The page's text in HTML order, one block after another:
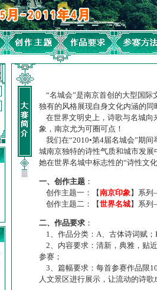
“名城会”是南京首创的大型国际
独有的风格展现自身文化内涵的
在世界文明史上，诗歌与名城向
象，南京尤为可圈可点！
我们在“2010•第4届名城会”期
城南京独特的诗性气质和城市发
她在世界名城中标志性的“诗性文
一、创作主题 ：
创作主题一：【南京印象】系
创作主题二：【世界名城】系
二、作品要求 ：
1、作品分类：A、古体诗词赋；
2、内容要求：清新，典雅，贴
参赛；
3、篇幅要求：每首参赛作品限
人文景区进行展示，让流动的诗